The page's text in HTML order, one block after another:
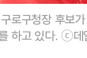
로구청장 후보
하고 있다. ⓒ데